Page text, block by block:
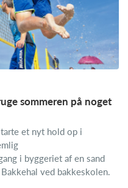
sommeren på noget
et nyt hold op i
i byggeriet af en sand
ved bakkeskolen.